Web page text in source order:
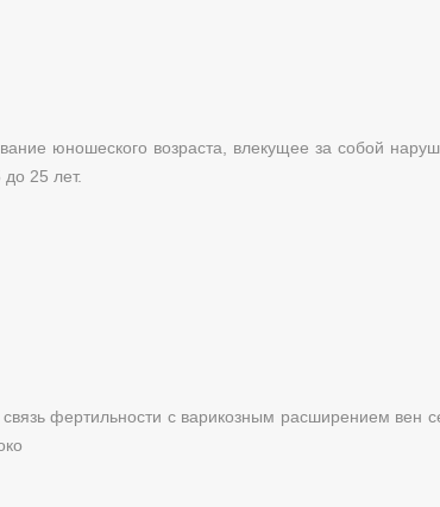
юношеского возраста, влекущее за собой
25 лет.
фертильности с варикозным расширением вен